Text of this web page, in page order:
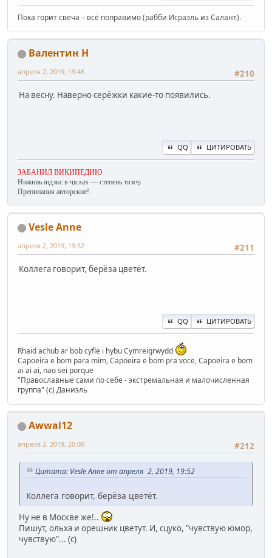
Пока горит свеча – всё поправимо (рабби Исраэль из Салант).
Валентин Н
#210
апреля 2, 2019, 19:46
На весну. Наверно серёжки какие-то появились.
QQ ЦИТИРОВАТЬ
ЗАБАНИЛ ВИКИПЕДИЮ
Нижниь ıндэкс в ҷıсʌах — степень тıсяҷı
Препинания авторские!
Vesle Anne
#211
апреля 2, 2019, 19:52
Коллега говорит, берёза цветёт.
QQ ЦИТИРОВАТЬ
Rhaid achub ar bob cyfle i hybu Cymreigrwydd
Capoeira e bom para mim, Capoeira e bom pra voce, Capoeira e bom
ai ai ai, nao sei porque
"Православные сами по себе - экстремальная и малочисленная
группа" (с) Даниэль
Awwal12
#212
апреля 2, 2019, 20:00
Цитата: Vesle Anne от апреля 2, 2019, 19:52
Коллега говорит, берёза цветёт.
Ну не в Москве же!..
Пишут, ольха и орешник цветут. И, сцуко, "чувствую юмор,
чувствую"... (с)